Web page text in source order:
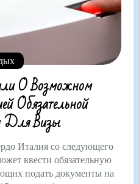
О Возможном
Обязательной
Для Визы
Италия со следующего
ввести обязательную
подать документы на